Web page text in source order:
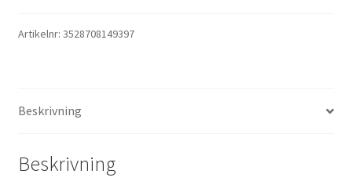
Artikelnr: 3528708149397
Beskrivning
Beskrivning